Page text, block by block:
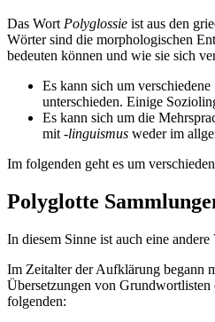
Das Wort Polyglossie ist aus den
Wörter sind die morphologischen
bedeuten können und wie sie sich
Es kann sich um
unterschieden. Einige
Es kann sich um die
mit -linguismus weder im
Im folgenden geht es um
Polyglotte
In diesem Sinne ist auch eine
Im Zeitalter der Aufklärung begann
Übersetzungen von Grundwortlisten
folgenden: